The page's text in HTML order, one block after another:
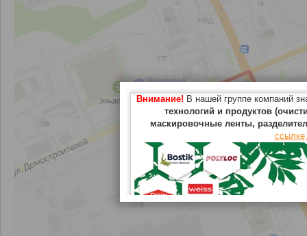
Внимание! В нашей группе компаний
технологий и продуктов
маскировочные ленты,